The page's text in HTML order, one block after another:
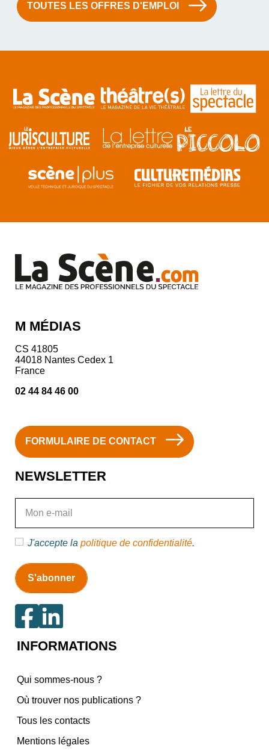
TOUTES LES OFFRES D'EMPLOI
M MÉDIAS
CS 41805
44018 Nantes Cedex 1
France
02 44 84 46 00
FORMULAIRE DE CONTACT
NEWSLETTER
J'accepte la politique de confidentialité.
INFORMATIONS
Qui sommes-nous ?
Où trouver nos publications ?
Tous les contacts
Mentions légales